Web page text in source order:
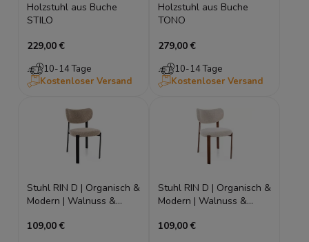
Holzstuhl aus Buche
STILO
229,00 €
10-14 Tage
Kostenloser Versand
Holzstuhl aus Buche
TONO
279,00 €
10-14 Tage
Kostenloser Versand
Stuhl RIN D | Organisch &
Modern | Walnuss &
109,00 €
Stuhl RIN D | Organisch &
Modern | Walnuss &
109,00 €